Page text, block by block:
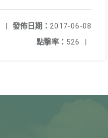
發佈日期： 2017-06-08
|
點擊率： 526 |